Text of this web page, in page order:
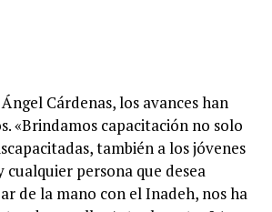
Cárdenas, los avances han
«Brindamos capacitación no solo
también a los jóvenes
cualquier persona que desea
de la mano con el Inadeh, nos ha